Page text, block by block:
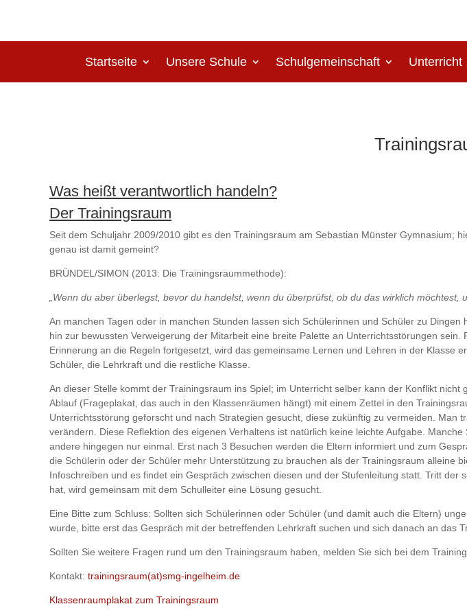
Startseite Unsere Schule Schulgemeinschaft Unterricht
Was heißt verantwortlich handeln?
Der Trainingsraum
Seit dem Schuljahr 2009/2010 gibt es den Trainingsraum am Sebastian Münster Gymnasium;
genau ist damit gemeint?
BRÜNDEL/SIMON (2013: Die Trainingsraummethode):
„Wenn du aber überlegst, bevor du handelst, wenn du überprüfst, ob du das wirklich
An manchen Tagen oder in manchen Stunden lassen sich Schülerinnen und Schüler zu
hin zur bewussten Verweigerung der Mitarbeit eine breite Palette an Unterrichtsstörungen
Erinnerung an die Regeln fortgesetzt, wird das gemeinsame Lernen und Lehren in der Klasse
Schüler, die Lehrkraft und die restliche Klasse.
An dieser Stelle kommt der Trainingsraum ins Spiel; im Unterricht selber kann der Konflikt
Ablauf (Frageplakat, das auch in den Klassenräumen hängt) mit einem Zettel in den
Unterrichtsstörung geforscht und nach Strategien gesucht, diese zukünftig zu vermeiden.
verändern. Diese Reflektion des eigenen Verhaltens ist natürlich keine leichte Aufgabe.
andere hingegen nur einmal. Erst nach 3 Besuchen werden die Eltern informiert und zum
die Schülerin oder der Schüler mehr Unterstützung zu brauchen als der Trainingsraum alleine
Infoschreiben und es findet ein Gespräch zwischen diesen und der Stufenleitung statt. Tritt
hat, wird gemeinsam mit dem Schulleiter eine Lösung gesucht.
Eine Bitte zum Schluss: Sollten sich Schülerinnen oder Schüler (und damit auch die Eltern)
wurde, bitte erst das Gespräch mit der betreffenden Lehrkraft suchen und sich danach an das
Sollten Sie weitere Fragen rund um den Trainingsraum haben, melden Sie sich bei dem
Kontakt: trainingsraum(at)smg-ingelheim.de
Klassenraumplakat zum Trainingsraum